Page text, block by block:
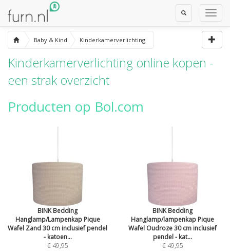
Toggle
Search
Baby & Kind Kinderkamerverlichting
Kinderkamerverlichting online kopen -
een strak overzicht
Producten op Bol.com
BINK Bedding
Hanglamp/Lampenkap Pique
Wafel Zand 30 cm inclusief pendel
- katoen...
€ 49,95
BINK Bedding
Hanglamp/lampenkap Pique
Wafel Oudroze 30 cm inclusief
pendel - kat...
€ 49,95